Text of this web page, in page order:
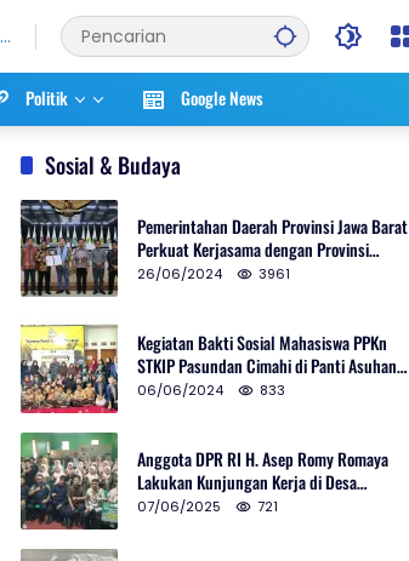
Politik Google News
Sosial & Budaya
Pemerintahan Daerah Provinsi Jawa Barat
Perkuat Kerjasama dengan Provinsi
Chungcheongnam Do Korea Selatan
26/06/2024 3961
Kegiatan Bakti Sosial Mahasiswa PPKn
STKIP Pasundan Cimahi di Panti Asuhan
Ulul Azmi Kota Cimahi
06/06/2024 833
Anggota DPR RI H. Asep Romy Romaya
Lakukan Kunjungan Kerja di Desa
Patrolsari
07/06/2025 721